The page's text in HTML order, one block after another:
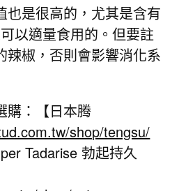
也是很高的，尤其是含有
以適量食用的。但要註
辣椒，否則會影響消化系
購：【日本腾
shop/tengsu/
Tadarise 勃起持久